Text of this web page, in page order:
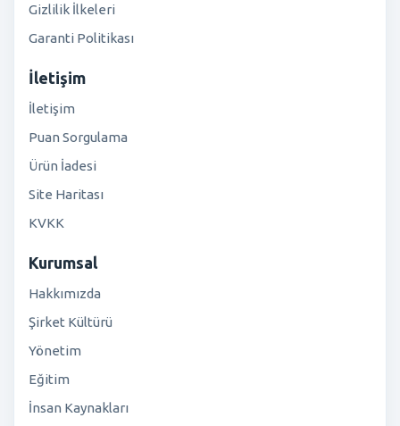
Gizlilik İlkeleri
Garanti Politikası
İletişim
İletişim
Puan Sorgulama
Ürün İadesi
Site Haritası
KVKK
Kurumsal
Hakkımızda
Şirket Kültürü
Yönetim
Eğitim
İnsan Kaynakları